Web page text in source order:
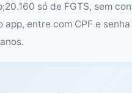
só de FGTS, sem
entre com CPF e